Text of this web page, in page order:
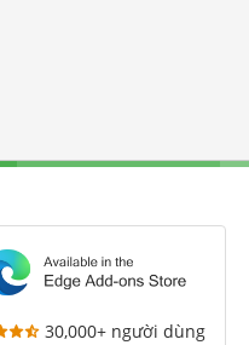
30,000+ người dùng